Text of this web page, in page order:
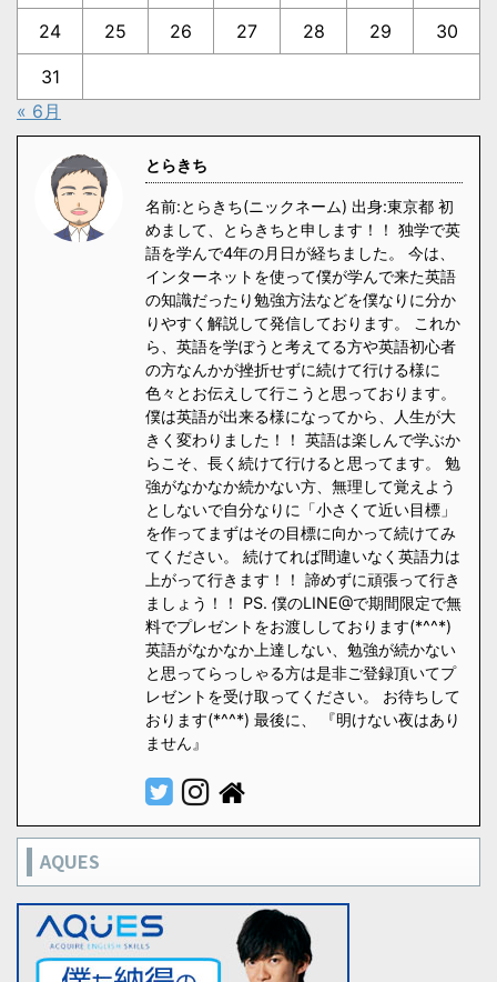
24 25 26 27 28 29 30
31
« 6月
とらきち
名前:とらきち(ニックネーム) 出身:東京都 初
めまして、とらきちと申します！！ 独学で英
語を学んで4年の月日が経ちました。 今は、
インターネットを使って僕が学んで来た英語
の知識だったり勉強方法などを僕なりに分か
りやすく解説して発信しております。 これか
ら、英語を学ぼうと考えてる方や英語初心者
の方なんかが挫折せずに続けて行ける様に
色々とお伝えして行こうと思っております。
僕は英語が出来る様になってから、人生が大
きく変わりました！！ 英語は楽しんで学ぶか
らこそ、長く続けて行けると思ってます。 勉
強がなかなか続かない方、無理して覚えよう
としないで自分なりに「小さくて近い目標」
を作ってまずはその目標に向かって続けてみ
てください。 続けてれば間違いなく英語力は
上がって行きます！！ 諦めずに頑張って行き
ましょう！！ PS. 僕のLINE@で期間限定で無
料でプレゼントをお渡ししております(*^^*)
英語がなかなか上達しない、勉強が続かない
と思ってらっしゃる方は是非ご登録頂いてプ
レゼントを受け取ってください。 お待ちして
おります(*^^*) 最後に、 『明けない夜はあり
ません』
AQUES